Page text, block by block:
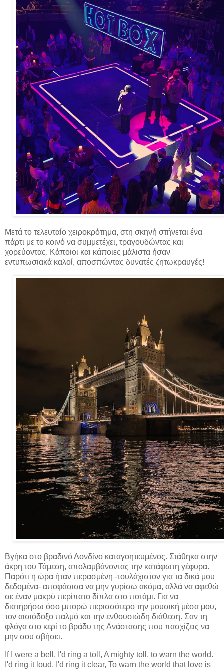
Μετά το τελευταίο χειροκρότημα, στη σκηνή στήνεται ένα
πάρτι με το κοινό να συμμετέχει, τραγουδώντας και
χορεύοντας. Κάποιοι και κάποιες μάλιστα ήσαν
εντυπωσιακά καλοί, αποσπώντας δυνατές ζητωκραυγές!
Βγήκα στο βραδινό Λονδίνο καταγοητευμένος. Στάθηκα στην
άκρη του Τάμεση, απολαμβάνοντας την κατάφωτη γέφυρα.
Παρότι η ώρα ήταν περασμένη -τουλάχιστον για τα δικά μου
δεδομένα- αποφάσισα να μην γυρίσω ακόμα, αλλά να αφεθώ
σε έναν μακρύ περίπατο δίπλα στο ποτάμι. Για να
διατηρήσω όσο μπορώ περισσότερο την μουσική μέσα μου,
τον αισιόδοξο παλμό και την ενθουσιώδη διάθεση. Σαν τη
φλόγα στο κερί το βράδυ της Ανάστασης που πασχίζεις να
μην σου σβήσει.
If I were a bell, I'd ring a toll, A mighty toll, to warn the world.
I'd ring it loud, I'd ring it clear, To warn the world that love is